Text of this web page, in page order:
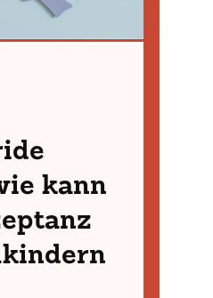
kann